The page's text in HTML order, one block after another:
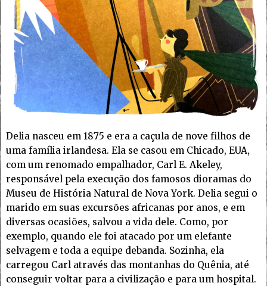
Delia nasceu em 1875 e era a caçula de nove filhos de
uma família irlandesa. Ela se casou em Chicado, EUA,
com um renomado empalhador, Carl E. Akeley,
responsável pela execução dos famosos dioramas do
Museu de História Natural de Nova York. Delia segui o
marido em suas excursões africanas por anos, e em
diversas ocasiões, salvou a vida dele. Como, por
exemplo, quando ele foi atacado por um elefante
selvagem e toda a equipe debanda. Sozinha, ela
carregou Carl através das montanhas do Quênia, até
conseguir voltar para a civilização e para um hospital.